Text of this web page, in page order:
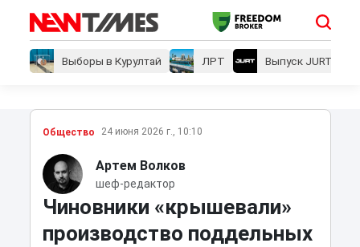
Выборы в Курултай ЛРТ Выпуск JURT
Общество 24 июня 2026 г., 10:10
Артем Волков
шеф-редактор
Чиновники «крышевали»
производство поддельных